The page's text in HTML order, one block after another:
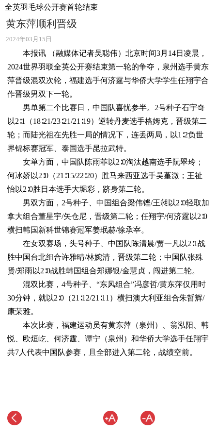
全英羽毛球公开赛首轮结束
黄东萍顺利晋级
2024年03月15日
本报讯 （融媒体记者吴聪伟）北京时间3月14日凌晨，
2024世界羽联全英公开赛结束第一轮的争夺，泉州选手黄东
萍晋级混双次轮，福建选手何济霆与华侨大学学生任翔宇合
作晋级男双下一轮。
男单第二个比赛日，中国队喜忧参半。2号种子石宇奇
以2∶1（18∶21/23∶21/21∶19）逆转丹麦选手格姆克，晋级第二
轮；而陆光祖在先胜一局的情况下，连丢两局，以1∶2负世
界锦标赛冠军、泰国选手昆拉武特。
女单方面，中国队陈雨菲以2∶0淘汰越南选手阮翠玲；
何冰娇以2∶0（21∶15/22∶20）胜马来西亚选手吴堇溦；王祉
怡以2∶0胜日本选手大堀彩，跻身第二轮。
男双方面，2号种子、中国组合梁伟铿/王昶以2∶0轻取加
拿大组合董星宇/矢仓尼，晋级第二轮；任翔宇/何济霆以2∶0
横扫韩国新科世锦赛冠军姜珉赫/徐承宰。
在女双赛场，头号种子、中国队陈清晨/贾一凡以2∶1战
胜中国台北组合许雅晴/林婉清，晋级第二轮；中国队张殊
贤/郑雨以2∶0战胜韩国组合郑娜银/金慧贞，闯进第二轮。
混双比赛，4号种子、“东风组合”冯彦哲/黄东萍仅用时
30分钟，就以2∶0（21∶12/21∶11）横扫澳大利亚组合朱哲辉/
康荣雅。
本次比赛，福建运动员有黄东萍（泉州）、翁泓阳、韩
悦、欧烜屹、何济霆、谭宁（泉州）和华侨大学选手任翔宇
共7人代表中国队参赛，且全部进入第二轮，战绩空前。